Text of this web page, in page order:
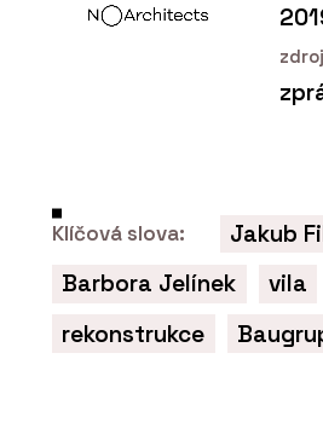
Klíčová slova:
Jakub
Barbora Jelínek
vila
rekonstrukce